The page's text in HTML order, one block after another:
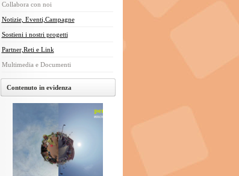
Collabora con noi
Notizie, Eventi,Campagne
Sostieni i nostri progetti
Partner,Reti e Link
Multimedia e Documenti
Contenuto in evidenza